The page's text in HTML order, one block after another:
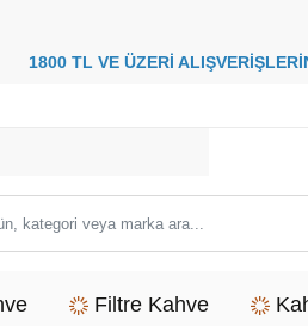
00 TL VE ÜZERİ
Filtre Kahve